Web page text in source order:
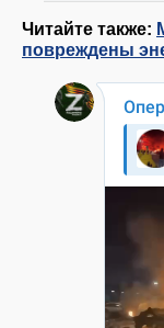
Читайте также:
повреждены